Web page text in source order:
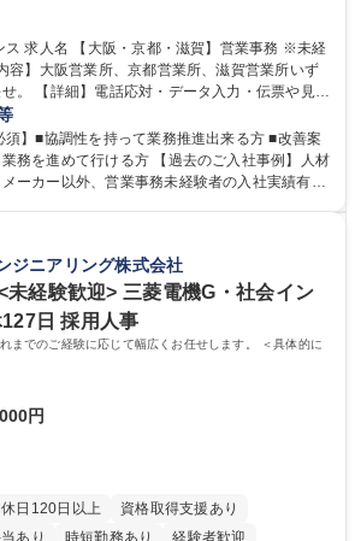
務 ※未経
。 【詳細】電話応対・データ入力・伝票や見積
客対応・営業所内で発生する事務業務や業務改
とが可能です。業務システムがきちんと構築さ
仕事に慣れることができる環境です。また、
賀】営業事務 ※未経験可
須】■協調性を持って業務推進出来る方 ■改善案
務を進めて行ける方 【過去のご入社事例】人材
ーカー以外、営業事務未経験者の入社実績有
に合わせ、能動的なサポート、改善の動きも期
シャリストとして、チームに貢献し、結果的に
ることができます。平均19:30の退勤以降の業
おり、メリハリのある働き方となります。 学
学 高専 短大 語学力： 資格：
ジニアリング株式会社
未経験歓迎> 三菱電機G・社会イン
日 採用人事
までのご経験に応じて幅広くお任せします。 ＜具体的に
円
日120日以上
資格取得支援あり
あり 時短勤務あり
経験者歓迎